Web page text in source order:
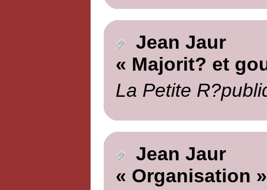
Jean Jaur
« Majorit? et
La Petite
Jean Jaur
« Organisation »